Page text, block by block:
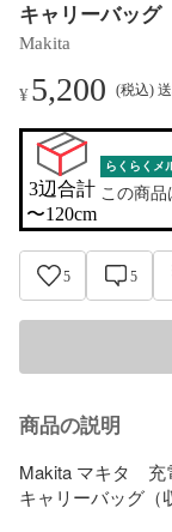
キャリーバッグ
Makita
¥5,200 (税込)
3辺合計
〜120cm
らくらくメ
この商品
5 5
商品の説明
Makita マキタ　
キャリーバッグ（